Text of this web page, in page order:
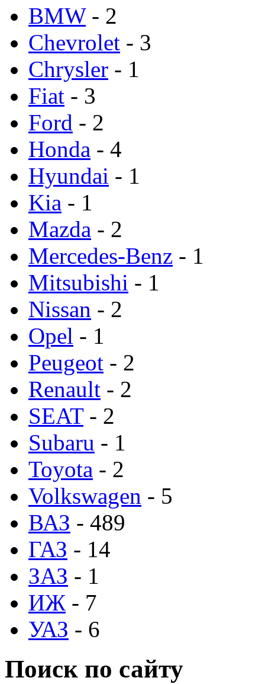
BMW- 2
Chevrolet - 3
Chrysler - 1
Fiat - 3
Ford - 2
Honda - 4
Hyundai - 1
Kia - 1
Mazda - 2
Mercedes-Benz - 1
Mitsubishi - 1
Nissan - 2
Opel - 1
Peugeot - 2
Renault - 2
SEAT- 2
Subaru - 1
Toyota - 2
Volkswagen - 5
ВАЗ - 489
ГАЗ - 14
ЗАЗ - 1
ИЖ - 7
УАЗ - 6
Поиск по сайту